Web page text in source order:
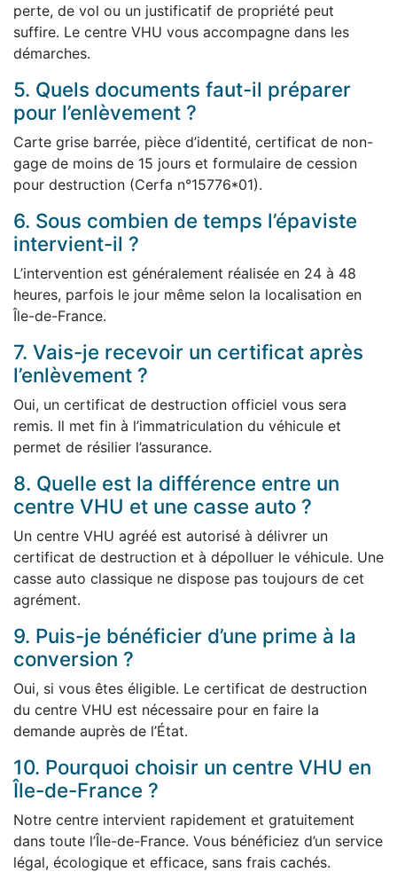
perte, de vol ou un justificatif de propriété peut
suffire. Le centre VHU vous accompagne dans les
démarches.
5. Quels documents faut-il préparer
pour l’enlèvement ?
Carte grise barrée, pièce d’identité, certificat de non-
gage de moins de 15 jours et formulaire de cession
pour destruction (Cerfa n°15776*01).
6. Sous combien de temps l’épaviste
intervient-il ?
L’intervention est généralement réalisée en 24 à 48
heures, parfois le jour même selon la localisation en
Île-de-France.
7. Vais-je recevoir un certificat après
l’enlèvement ?
Oui, un certificat de destruction officiel vous sera
remis. Il met fin à l’immatriculation du véhicule et
permet de résilier l’assurance.
8. Quelle est la différence entre un
centre VHU et une casse auto ?
Un centre VHU agréé est autorisé à délivrer un
certificat de destruction et à dépolluer le véhicule. Une
casse auto classique ne dispose pas toujours de cet
agrément.
9. Puis-je bénéficier d’une prime à la
conversion ?
Oui, si vous êtes éligible. Le certificat de destruction
du centre VHU est nécessaire pour en faire la
demande auprès de l’État.
10. Pourquoi choisir un centre VHU en
Île-de-France ?
Notre centre intervient rapidement et gratuitement
dans toute l’Île-de-France. Vous bénéficiez d’un service
légal, écologique et efficace, sans frais cachés.